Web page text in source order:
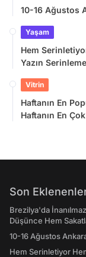
10-16 Ağustos
Yaşam
Hem
Yazın
Vitrin
Haftanın En
Haftanın En
Son
Brezilya'da
Düşünce Hem
10-16 Ağustos
Hem Serinletiyor